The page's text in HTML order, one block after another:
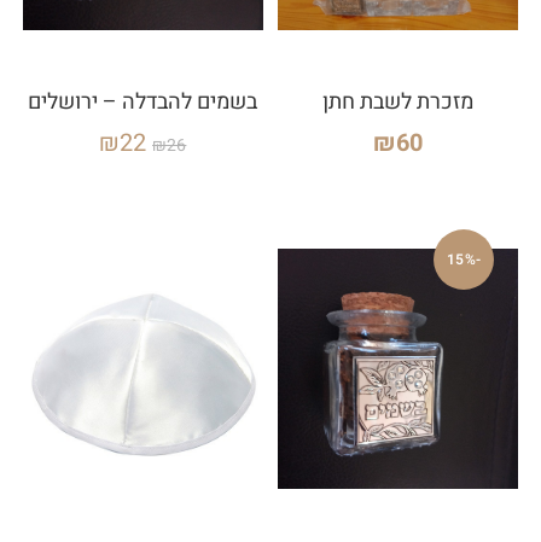
מזכרת לשבת חתן
₪60
בשמים להבדלה – ירושלים
₪26
₪22
-15%